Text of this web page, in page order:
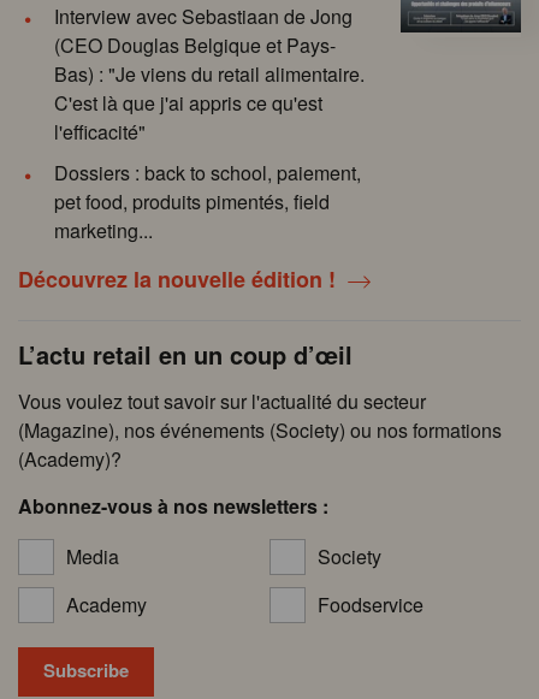
Interview avec Sebastiaan de Jong
(CEO Douglas Belgique et Pays-
Bas) : "Je viens du retail alimentaire.
C'est là que j'ai appris ce qu'est
l'efficacité"
Dossiers : back to school, paiement,
pet food, produits pimentés, field
marketing...
Découvrez la nouvelle édition !
L’actu retail en un coup d’œil
Vous voulez tout savoir sur l'actualité du secteur
(Magazine), nos événements (Society) ou nos formations
(Academy)?
Abonnez-vous à nos newsletters :
Media
Society
Academy
Foodservice